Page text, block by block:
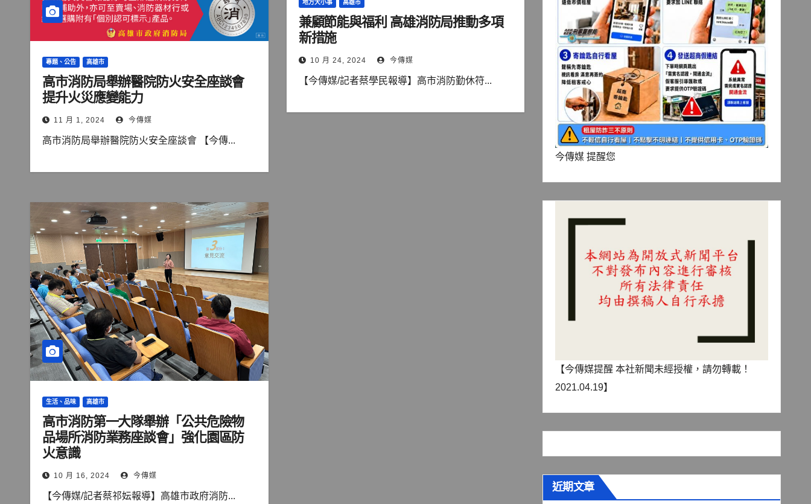
專題、公告 高雄市
高市消防局舉辦醫院防火安全座談會
提升火災應變能力
11 月 1, 2024 今傳媒
高市消防局舉辦醫院防火安全座談會 【今傳...
地方大小事 高雄市
兼顧節能與福利 高雄消防局推動多項
新措施
10 月 24, 2024 今傳媒
【今傳媒/記者蔡學民報導】高市消防勤休符...
生活、品味 高雄市
高市消防第一大隊舉辦「公共危險物
品場所消防業務座談會」強化園區防
火意識
10 月 16, 2024 今傳媒
【今傳媒/記者蔡祁妘報導】高雄市政府消防...
今傳媒 提醒您
【今傳媒提醒 本社新聞未經授權，請勿轉載！
2021.04.19】
近期文章